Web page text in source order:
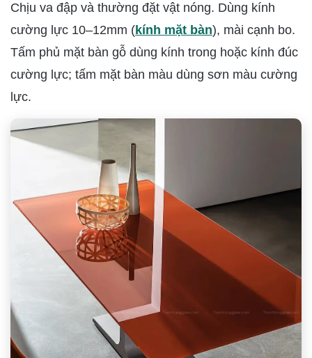
Chịu va đập và thường đặt vật nóng. Dùng kính
cường lực 10–12mm (kính mặt bàn), mài cạnh bo.
Tấm phủ mặt bàn gỗ dùng kính trong hoặc kính đúc
cường lực; tấm mặt bàn màu dùng sơn màu cường
lực.